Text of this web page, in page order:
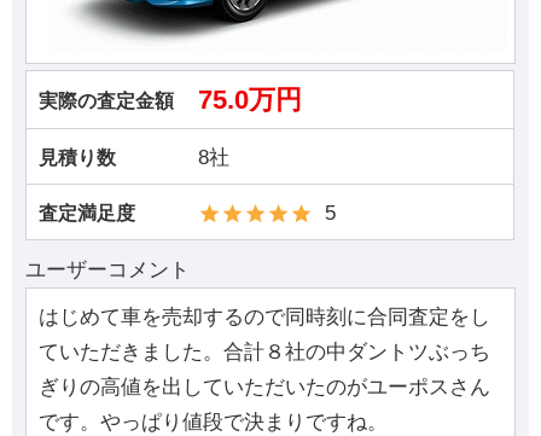
実際の査定金額 75.0万円
見積り数 8社
査定満足度 5
ユーザーコメント
はじめて車を売却するので同時刻に合同査定をし
ていただきました。合計８社の中ダントツぶっち
ぎりの高値を出していただいたのがユーポスさん
です。やっぱり値段で決まりですね。